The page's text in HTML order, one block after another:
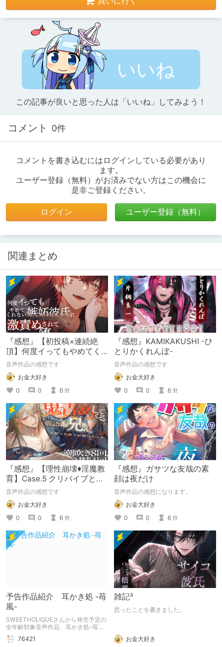
いいね
この記事が良いと思った人は「いいね」してみよう！
コメント 0件
コメントを書き込むにはログインしている必要があり
ます。
ユーザー登録（無料）がお済みでない方はこの機会に
是非ご登録ください。
ログイン ユーザー登録（無料）
関連まとめ
『感想』【初投稿×連続絶
頂】何度イってもやめてく
れない嫉妬彼氏に激責めさ
れて堕とされる。
音声作品の感想です
お金大好き
0
0 6 分
『感想』KAMIKAKUSHI -ひ
とりかくれんぼ-
音声作品の感想です
お金大好き
0
0 6 分
『感想』【理性崩壊♦️淫魔教
育】Case.5 クリバイブとデ
ィルドで鬼責めしてくる敬
語お兄さん。火照
音声作品の感想です
お金大好き
0
0 6 分
『感想』ガサツな友哉の素
顔は夜だけ
音声作品の感想になります。
お金大好き
0
0 6 分
予告作品紹介 耳かき処 -苺
風-
SWEETHOLIQUEさんから発売予定の
全年齢対象音声作品、耳かき処-苺風-
の紹介記事です。
76421
雑記³
思ったことを書きました。
お金大好き